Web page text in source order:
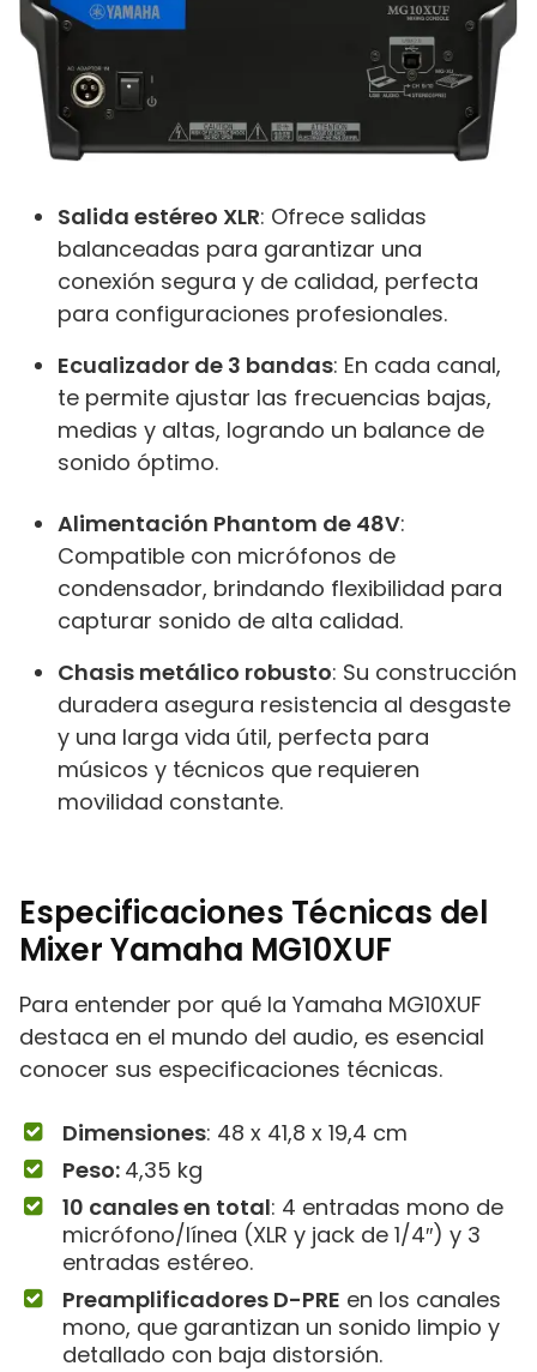
Salida estéreo XLR: Ofrece salidas
balanceadas para garantizar una
conexión segura y de calidad, perfecta
para configuraciones profesionales.
Ecualizador de 3 bandas: En cada canal,
te permite ajustar las frecuencias bajas,
medias y altas, logrando un balance de
sonido óptimo.
Alimentación Phantom de 48V:
Compatible con micrófonos de
condensador, brindando flexibilidad para
capturar sonido de alta calidad.
Chasis metálico robusto: Su construcción
duradera asegura resistencia al desgaste
y una larga vida útil, perfecta para
músicos y técnicos que requieren
movilidad constante.
Especificaciones Técnicas del
Mixer Yamaha MG10XUF
Para entender por qué la Yamaha MG10XUF
destaca en el mundo del audio, es esencial
conocer sus especificaciones técnicas.
Dimensiones: 48 x 41,8 x 19,4 cm
Peso: 4,35 kg
10 canales en total: 4 entradas mono de
micrófono/línea (XLR y jack de 1/4″) y 3
entradas estéreo.
Preamplificadores D-PRE en los canales
mono, que garantizan un sonido limpio y
detallado con baja distorsión.